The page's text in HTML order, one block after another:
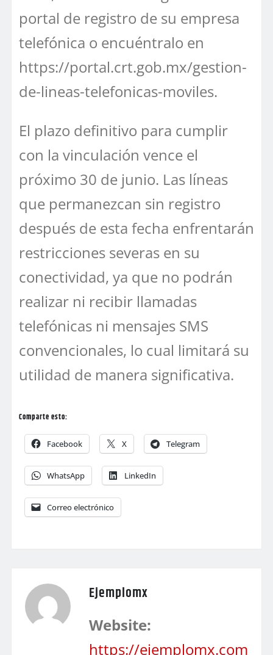
portal de registro de su empresa
telefónica o encuéntralo en
https://portal.crt.gob.mx/gestion-
de-lineas-telefonicas-moviles.
El plazo definitivo para cumplir
con la vinculación vence el
próximo 30 de junio. Las líneas
que permanezcan sin registro
después de esta fecha enfrentarán
restricciones severas en su
conectividad, ya que no podrán
realizar ni recibir llamadas
telefónicas ni mensajes SMS
convencionales, lo cual limitará su
utilidad de manera significativa.
Comparte esto:
Facebook X Telegram
WhatsApp LinkedIn
Correo electrónico
Ejemplomx
Website:
https://ejemplomx.com